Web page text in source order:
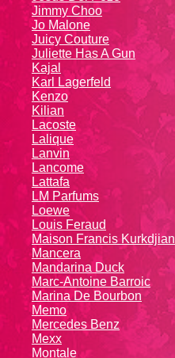
Jimmy Choo
Jo Malone
Juicy Couture
Juliette Has A Gun
Kajal
Karl Lagerfeld
Kenzo
Kiliаn
Lacoste
Lalique
Lanvin
Lanсоmе
Lattafa
LM Parfums
Loewe
Louis Feraud
Maison Francis Kurkdjian
Mancera
Mandarina Duck
Marc-Antoine Barroic
Marina De Bourbon
Memo
Mercedes Benz
Mexx
Montale